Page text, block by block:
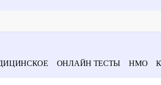
ОНЛАЙН ТЕСТЫ НМО